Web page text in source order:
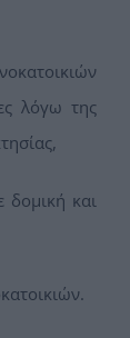
λόγω της
και